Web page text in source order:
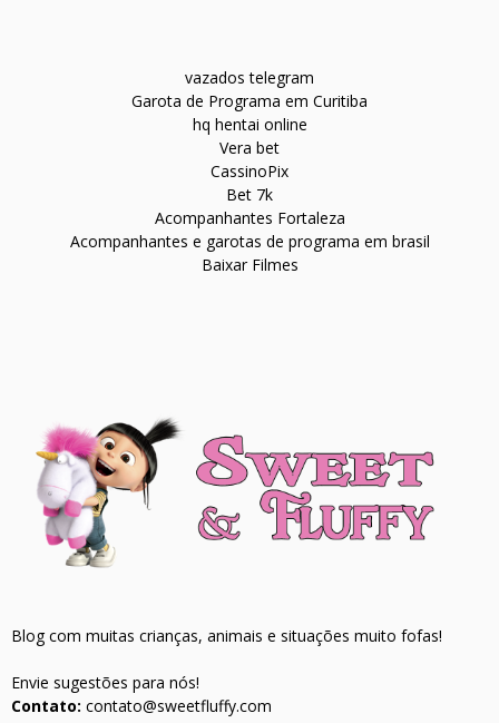
vazados telegram
Garota de Programa em Curitiba
hq hentai online
Vera bet
CassinoPix
Bet 7k
Acompanhantes Fortaleza
Acompanhantes e garotas de programa em brasil
Baixar Filmes
Blog com muitas crianças, animais e situações muito fofas!
Envie sugestões para nós!
Contato: contato@sweetfluffy.com